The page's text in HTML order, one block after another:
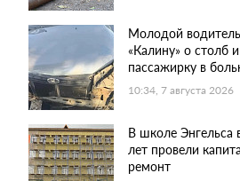
Молодой
«Калину» о столб
пассажирку в
10:34, 7 августа 2026
В школе Энгельса
лет провели
ремонт